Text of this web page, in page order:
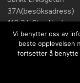
37A(besöksadress)
112 34 Stockholm
Kontaktinformation
info@topdog.nu
Vi benytter oss av
beste opplevelsen
fortsetter å benytte